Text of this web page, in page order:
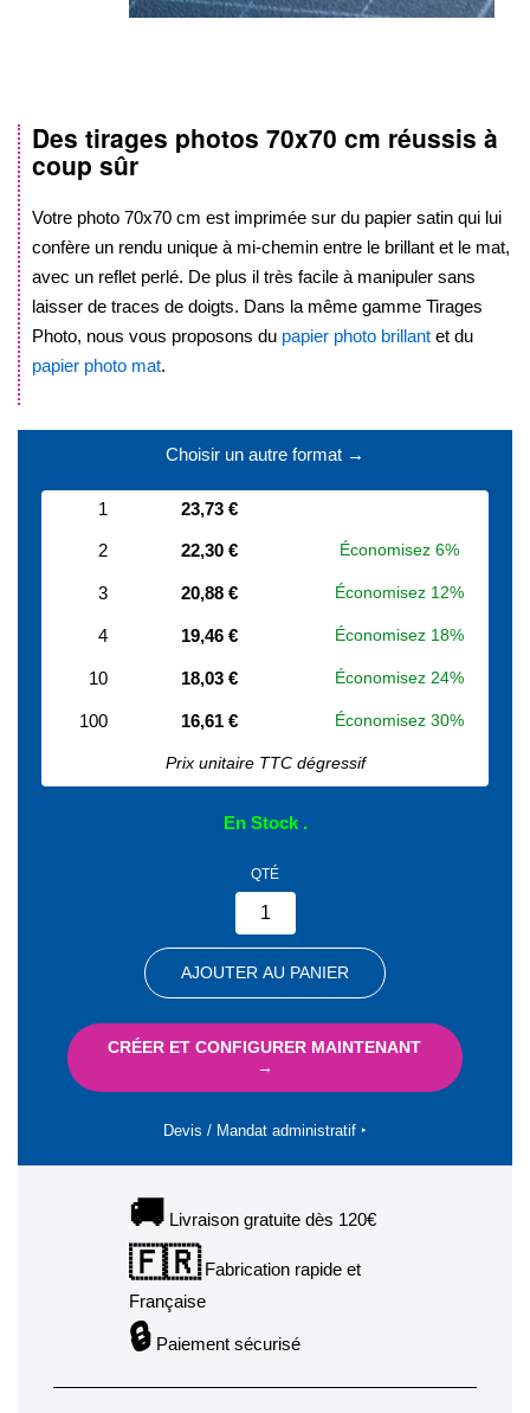
Skip
to
the
beginning
of
the
images
gallery
Des tirages photos 70x70 cm réussis à
coup sûr
Votre photo 70x70 cm est imprimée sur du papier satin qui lui
confère un rendu unique à mi-chemin entre le brillant et le mat,
avec un reflet perlé. De plus il très facile à manipuler sans
laisser de traces de doigts. Dans la même gamme Tirages
Photo, nous vous proposons du papier photo brillant et du
papier photo mat.
Choisir un autre format →
1 23,73 €
2 22,30 € Économisez 6%
3 20,88 € Économisez 12%
4 19,46 € Économisez 18%
10 18,03 € Économisez 24%
100 16,61 € Économisez 30%
Prix unitaire TTC dégressif
En Stock
QTÉ
AJOUTER AU PANIER
CRÉER ET CONFIGURER MAINTENANT
→
Devis / Mandat administratif ‣
🚚 Livraison gratuite dès 120€
🇫🇷Fabrication rapide et
Française
🔒 Paiement sécurisé